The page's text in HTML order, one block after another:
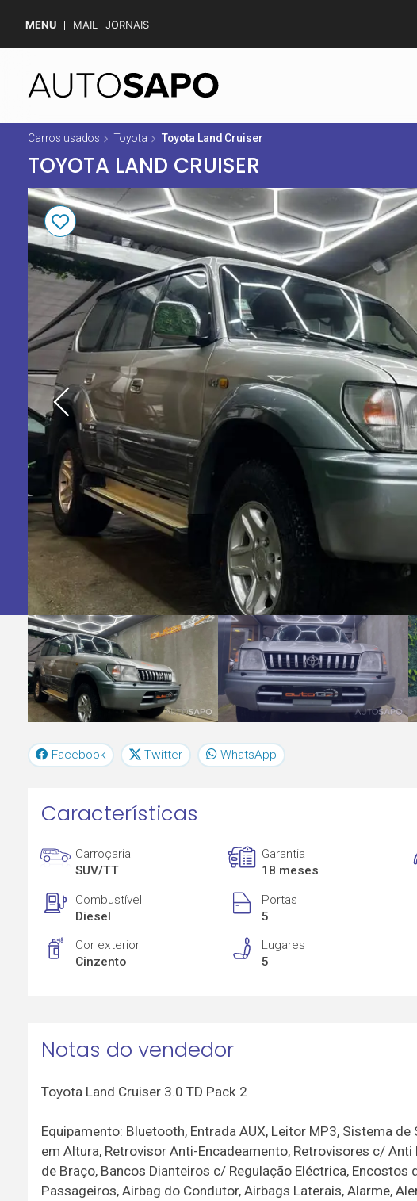
MENU MAIL JORNAIS
Carros usados Toyota Toyota Land Cruiser
TOYOTA LAND CRUISER
Facebook Twitter WhatsApp
Características
Carroçaria
SUV/TT
Garantia
18 meses
Combustível
Diesel
Portas
5
Cor exterior
Cinzento
Lugares
5
Notas do vendedor
Toyota Land Cruiser 3.0 TD Pack 2
Equipamento: Bluetooth, Entrada AUX, Leitor MP3, Sistema
em Altura, Retrovisor Anti-Encadeamento, Retrovisores c/
de Braço, Bancos Dianteiros c/ Regulação Eléctrica, Encostos
Passageiros, Airbag do Condutor, Airbags Laterais, Alarme,